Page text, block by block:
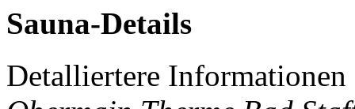
Sauna-Details
Detalliertere Informationen